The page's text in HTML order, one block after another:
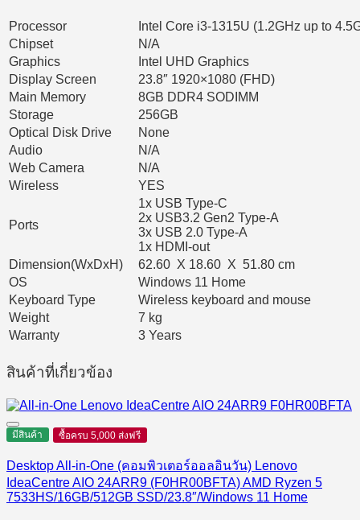
Processor
Intel Core i3-1315U (1.2GHz up to
Chipset
N/A
Graphics
Intel UHD Graphics
Display Screen
23.8″ 1920×1080 (FHD)
Main Memory
8GB DDR4 SODIMM
Storage
256GB
Optical Disk Drive
None
Audio
N/A
Web Camera
N/A
Wireless
YES
Ports
1x USB Type-C
2x USB3.2 Gen2 Type-A
3x USB 2.0 Type-A
1x HDMI-out
Dimension(WxDxH)
62.60 X 18.60 X 51.80 cm
OS
Windows 11 Home
Keyboard Type
Wireless keyboard and mouse
Weight
7 kg
Warranty
3 Years
สินค้าที่เกี่ยวข้อง
มีสินค้า ซื้อครบ 5,000 ส่งฟรี
Desktop All-in-One (คอมพิวเตอร์ออลอินวัน) Lenovo
IdeaCentre AIO 24ARR9 (F0HR00BFTA) AMD Ryzen 5
7533HS/16GB/512GB SSD/23.8″/Windows 11 Home